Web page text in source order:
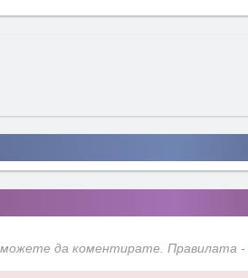
да коментирате. Правилата -